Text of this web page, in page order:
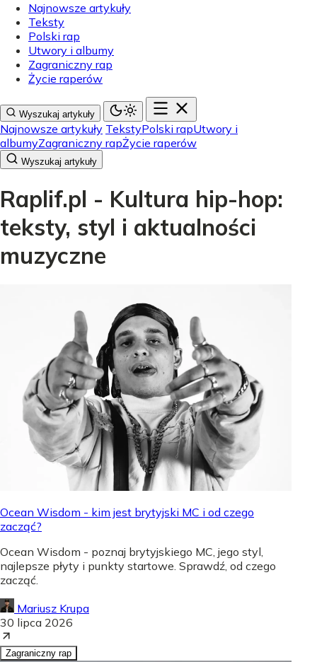
Najnowsze artykuły
Teksty
Polski rap
Utwory i albumy
Zagraniczny rap
Życie raperów
Wyszukaj artykuły
Najnowsze artykuły TekstyPolski rapUtwory i
albumyZagraniczny rapŻycie raperów
Wyszukaj artykuły
Raplif.pl - Kultura hip-hop:
teksty, styl i aktualności
muzyczne
Ocean Wisdom - kim jest brytyjski MC i od czego
zacząć?
Ocean Wisdom - poznaj brytyjskiego MC, jego styl,
najlepsze płyty i punkty startowe. Sprawdź, od czego
zacząć.
Mariusz Krupa
30 lipca 2026
Zagraniczny rap